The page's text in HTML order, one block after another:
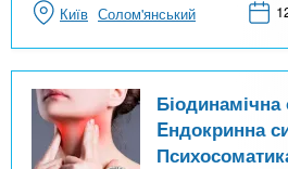
Київ Солом'янський
Біодинамічна
Eндокринна